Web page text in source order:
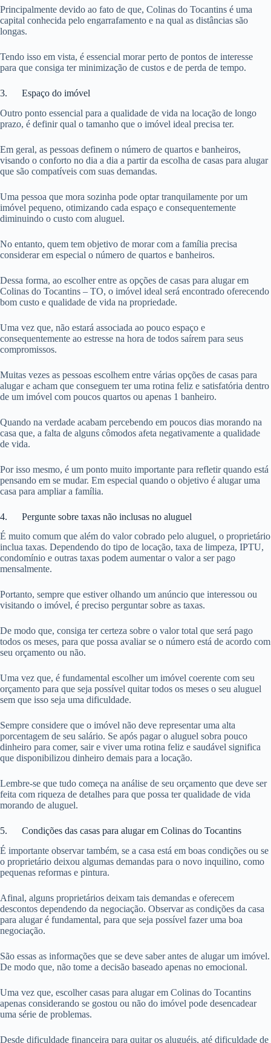
Principalmente devido ao fato de que, Colinas do Tocantins é uma
capital conhecida pelo engarrafamento e na qual as distâncias são
longas.
Tendo isso em vista, é essencial morar perto de pontos de interesse
para que consiga ter minimização de custos e de perda de tempo.
3. Espaço do imóvel
Outro ponto essencial para a qualidade de vida na locação de longo
prazo, é definir qual o tamanho que o imóvel ideal precisa ter.
Em geral, as pessoas definem o número de quartos e banheiros,
visando o conforto no dia a dia a partir da escolha de casas para alugar
que são compatíveis com suas demandas.
Uma pessoa que mora sozinha pode optar tranquilamente por um
imóvel pequeno, otimizando cada espaço e consequentemente
diminuindo o custo com aluguel.
No entanto, quem tem objetivo de morar com a família precisa
considerar em especial o número de quartos e banheiros.
Dessa forma, ao escolher entre as opções de casas para alugar em
Colinas do Tocantins – TO, o imóvel ideal será encontrado oferecendo
bom custo e qualidade de vida na propriedade.
Uma vez que, não estará associada ao pouco espaço e
consequentemente ao estresse na hora de todos saírem para seus
compromissos.
Muitas vezes as pessoas escolhem entre várias opções de casas para
alugar e acham que conseguem ter uma rotina feliz e satisfatória dentro
de um imóvel com poucos quartos ou apenas 1 banheiro.
Quando na verdade acabam percebendo em poucos dias morando na
casa que, a falta de alguns cômodos afeta negativamente a qualidade
de vida.
Por isso mesmo, é um ponto muito importante para refletir quando está
pensando em se mudar. Em especial quando o objetivo é alugar uma
casa para ampliar a família.
4. Pergunte sobre taxas não inclusas no aluguel
É muito comum que além do valor cobrado pelo aluguel, o proprietário
inclua taxas. Dependendo do tipo de locação, taxa de limpeza, IPTU,
condomínio e outras taxas podem aumentar o valor a ser pago
mensalmente.
Portanto, sempre que estiver olhando um anúncio que interessou ou
visitando o imóvel, é preciso perguntar sobre as taxas.
De modo que, consiga ter certeza sobre o valor total que será pago
todos os meses, para que possa avaliar se o número está de acordo com
seu orçamento ou não.
Uma vez que, é fundamental escolher um imóvel coerente com seu
orçamento para que seja possível quitar todos os meses o seu aluguel
sem que isso seja uma dificuldade.
Sempre considere que o imóvel não deve representar uma alta
porcentagem de seu salário. Se após pagar o aluguel sobra pouco
dinheiro para comer, sair e viver uma rotina feliz e saudável significa
que disponibilizou dinheiro demais para a locação.
Lembre-se que tudo começa na análise de seu orçamento que deve ser
feita com riqueza de detalhes para que possa ter qualidade de vida
morando de aluguel.
5. Condições das casas para alugar em Colinas do Tocantins
É importante observar também, se a casa está em boas condições ou se
o proprietário deixou algumas demandas para o novo inquilino, como
pequenas reformas e pintura.
Afinal, alguns proprietários deixam tais demandas e oferecem
descontos dependendo da negociação. Observar as condições da casa
para alugar é fundamental, para que seja possível fazer uma boa
negociação.
São essas as informações que se deve saber antes de alugar um imóvel.
De modo que, não tome a decisão baseado apenas no emocional.
Uma vez que, escolher casas para alugar em Colinas do Tocantins
apenas considerando se gostou ou não do imóvel pode desencadear
uma série de problemas.
Desde dificuldade financeira para quitar os aluguéis, até dificuldade de